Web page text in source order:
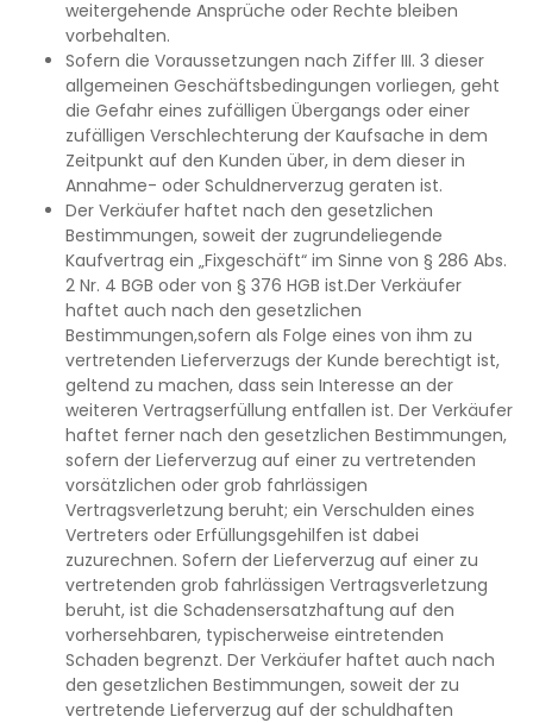
weitergehende Ansprüche oder Rechte bleiben
vorbehalten.
Sofern die Voraussetzungen nach Ziffer III. 3 dieser
allgemeinen Geschäftsbedingungen vorliegen, geht
die Gefahr eines zufälligen Übergangs oder einer
zufälligen Verschlechterung der Kaufsache in dem
Zeitpunkt auf den Kunden über, in dem dieser in
Annahme- oder Schuldnerverzug geraten ist.
Der Verkäufer haftet nach den gesetzlichen
Bestimmungen, soweit der zugrundeliegende
Kaufvertrag ein „Fixgeschäft“ im Sinne von § 286 Abs.
2 Nr. 4 BGB oder von § 376 HGB ist.Der Verkäufer
haftet auch nach den gesetzlichen
Bestimmungen,sofern als Folge eines von ihm zu
vertretenden Lieferverzugs der Kunde berechtigt ist,
geltend zu machen, dass sein Interesse an der
weiteren Vertragserfüllung entfallen ist. Der Verkäufer
haftet ferner nach den gesetzlichen Bestimmungen,
sofern der Lieferverzug auf einer zu vertretenden
vorsätzlichen oder grob fahrlässigen
Vertragsverletzung beruht; ein Verschulden eines
Vertreters oder Erfüllungsgehilfen ist dabei
zuzurechnen. Sofern der Lieferverzug auf einer zu
vertretenden grob fahrlässigen Vertragsverletzung
beruht, ist die Schadensersatzhaftung auf den
vorhersehbaren, typischerweise eintretenden
Schaden begrenzt. Der Verkäufer haftet auch nach
den gesetzlichen Bestimmungen, soweit der zu
vertretende Lieferverzug auf der schuldhaften